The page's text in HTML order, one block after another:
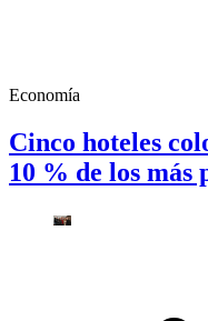
Economía
Cinco hoteles
10 % de los más